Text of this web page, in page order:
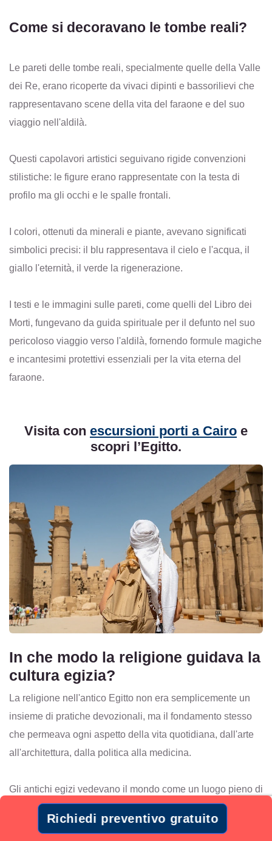
Come si decoravano le tombe reali?
Le pareti delle tombe reali, specialmente quelle della Valle
dei Re, erano ricoperte da vivaci dipinti e bassorilievi che
rappresentavano scene della vita del faraone e del suo
viaggio nell'aldilà.
Questi capolavori artistici seguivano rigide convenzioni
stilistiche: le figure erano rappresentate con la testa di
profilo ma gli occhi e le spalle frontali.
I colori, ottenuti da minerali e piante, avevano significati
simbolici precisi: il blu rappresentava il cielo e l'acqua, il
giallo l'eternità, il verde la rigenerazione.
I testi e le immagini sulle pareti, come quelli del Libro dei
Morti, fungevano da guida spirituale per il defunto nel suo
pericoloso viaggio verso l'aldilà, fornendo formule magiche
e incantesimi protettivi essenziali per la vita eterna del
faraone.
Visita con escursioni porti a Cairo e
scopri l’Egitto.
In che modo la religione guidava la
cultura egizia?
La religione nell'antico Egitto non era semplicemente un
insieme di pratiche devozionali, ma il fondamento stesso
che permeava ogni aspetto della vita quotidiana, dall'arte
all'architettura, dalla politica alla medicina.
Gli antichi egizi vedevano il mondo come un luogo pieno di
forze divine che necessitavano di essere comprese e
venerate per mantenere l'armonia cosmica, chiamata Maat.
Richiedi preventivo gratuito